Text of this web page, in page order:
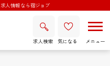
人情報なら宿ジョブ
求人検索 気になる